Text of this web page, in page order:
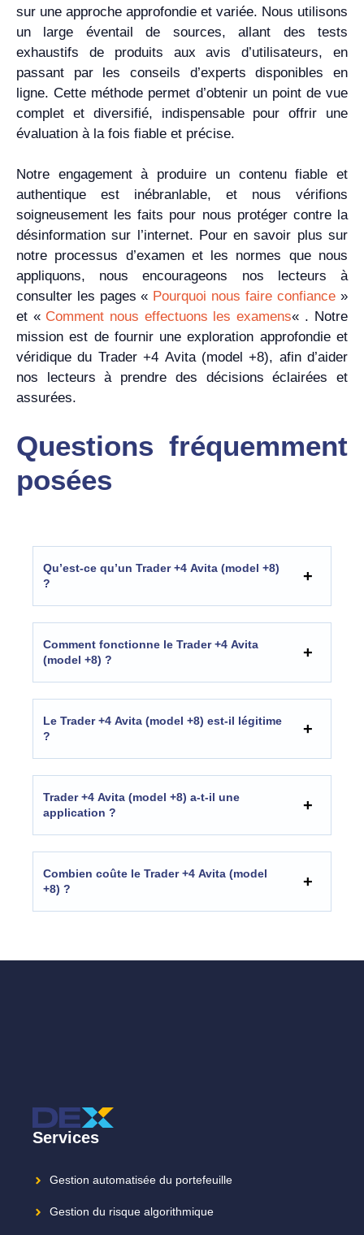
sur une approche approfondie et variée. Nous utilisons
un large éventail de sources, allant des tests
exhaustifs de produits aux avis d’utilisateurs, en
passant par les conseils d’experts disponibles en
ligne. Cette méthode permet d’obtenir un point de vue
complet et diversifié, indispensable pour offrir une
évaluation à la fois fiable et précise.
Notre engagement à produire un contenu fiable et
authentique est inébranlable, et nous vérifions
soigneusement les faits pour nous protéger contre la
désinformation sur l’internet. Pour en savoir plus sur
notre processus d’examen et les normes que nous
appliquons, nous encourageons nos lecteurs à
consulter les pages « Pourquoi nous faire confiance »
et « Comment nous effectuons les examens« . Notre
mission est de fournir une exploration approfondie et
véridique du Trader +4 Avita (model +8), afin d’aider
nos lecteurs à prendre des décisions éclairées et
assurées.
Questions fréquemment
posées
Qu’est-ce qu’un Trader +4 Avita (model +8)
?
Comment fonctionne le Trader +4 Avita
(model +8) ?
Le Trader +4 Avita (model +8) est-il légitime
?
Trader +4 Avita (model +8) a-t-il une
application ?
Combien coûte le Trader +4 Avita (model
+8) ?
Services
Gestion automatisée du portefeuille
Gestion du risque algorithmique